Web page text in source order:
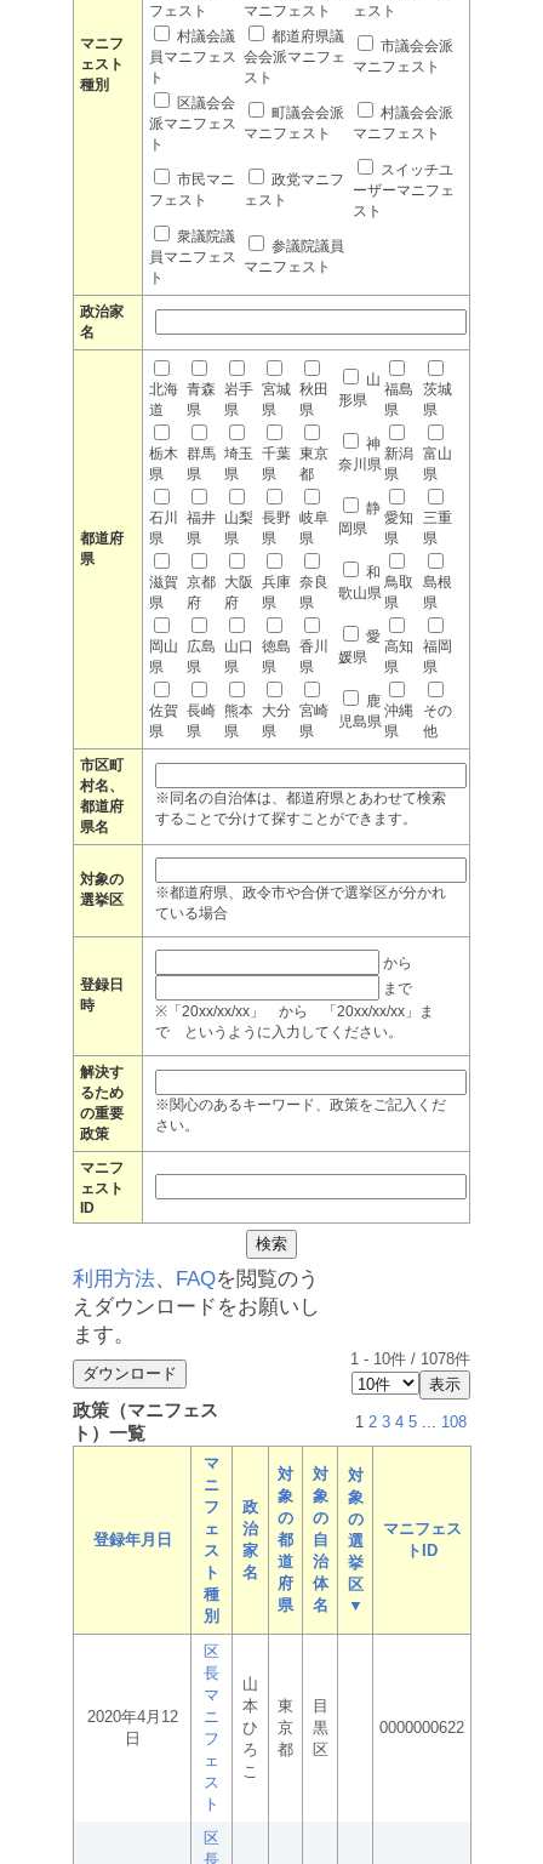
マニフ
ェスト
種別
フェスト
マニフェスト
ェスト
村議会議
員マニフェス
ト
都道府県議
会会派マニフェ
スト
市議会会派
マニフェスト
区議会会
派マニフェス
ト
町議会会派
マニフェスト
村議会会派
マニフェスト
市民マニ
フェスト
政党マニフ
ェスト
スイッチユ
ーザーマニフェ
スト
衆議院議
員マニフェス
ト
参議院議員
マニフェスト
政治家
名
都道府
県
北海
道
青森
県
岩手
県
宮城
県
秋田
県
山
形県
福島
県
茨城
県
栃木
県
群馬
県
埼玉
県
千葉
県
東京
都
神
奈川県
新潟
県
富山
県
石川
県
福井
県
山梨
県
長野
県
岐阜
県
静
岡県
愛知
県
三重
県
滋賀
県
京都
府
大阪
府
兵庫
県
奈良
県
和
歌山県
鳥取
県
島根
県
岡山
県
広島
県
山口
県
徳島
県
香川
県
愛
媛県
高知
県
福岡
県
佐賀
県
長崎
県
熊本
県
大分
県
宮崎
県
鹿
児島県
沖縄
県
その
他
市区町
村名、
都道府
県名
※同名の自治体は、都道府県とあわせて検索
することで分けて探すことができます。
対象の
選挙区
※都道府県、政令市や合併で選挙区が分かれ
ている場合
登録日
時
から
まで
※「20xx/xx/xx」 から 「20xx/xx/xx」ま
で というように入力してください。
解決す
るため
の重要
政策
※関心のあるキーワード、政策をご記入くだ
さい。
マニフ
ェスト
ID
利用方法、 FAQを閲覧のう
えダウンロードをお願いし
ます。
1 - 10件 / 1078件
政策（マニフェス
ト）一覧
1 2 3 4 5 ... 108
登録年月日
マ
ニ
フ
ェ
ス
ト
種
別
政
治
家
名
対
象
の
都
道
府
県
対
象
の
自
治
体
名
対
象
の
選
挙
区
▼
マニフェス
トID
2020年4月12
日
区
長
マ
ニ
フ
ェ
ス
ト
山
本
ひ
ろ
こ
東
京
都
目
黒
区
0000000622
区
長